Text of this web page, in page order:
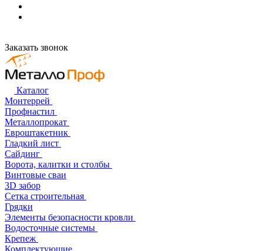
Заказать звонок
Каталог
Монтеррей
Профнастил
Металлопрокат
Евроштакетник
Гладкий лист
Сайдинг
Ворота, калитки и столбы
Винтовые сваи
3D забор
Сетка строительная
Грядки
Элементы безопасности кровли
Водосточные системы
Крепеж